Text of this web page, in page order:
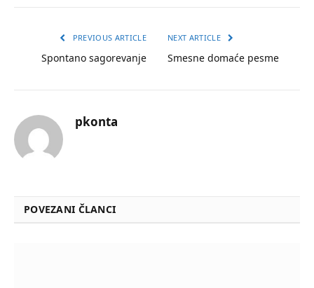
PREVIOUS ARTICLE
Spontano sagorevanje
NEXT ARTICLE
Smesne domaće pesme
pkonta
POVEZANI ČLANCI